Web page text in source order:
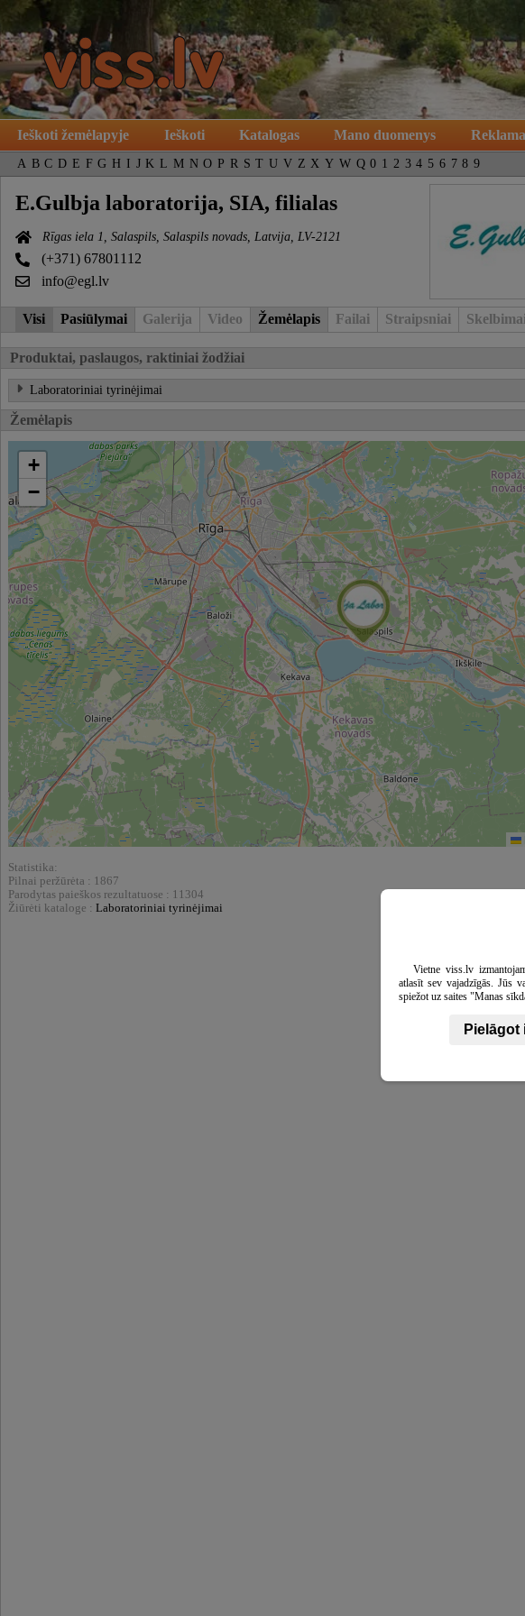
Ieškoti žemėlapyje Ieškoti Katalogas Mano duomenys Reklama
A B C D E F G H I J K L M N O P R S T U V Z X Y W Q 0 1 2 3 4 5 6 7 8 9
E.Gulbja laboratorija, SIA, filialas
Rīgas iela 1, Salaspils, Salaspils novads, Latvija, LV-2121
(+371) 67801112
info@egl.lv
Visi Pasiūlymai Galerija Video Žemėlapis Failai Straipsniai
Produktai, paslaugos, raktiniai žodžiai
Laboratoriniai tyrinėjimai
Žemėlapis
+
−
Statistika:
Pilnai peržūrėta : 1867
Parodytas paieškos rezultatuose : 11304
Žiūrėti kataloge : Laboratoriniai tyrinėjimai
Vietne viss.lv
atlasīt sev vajadzīgās. Jūs
spiežot uz saites "Manas
Pielāgot